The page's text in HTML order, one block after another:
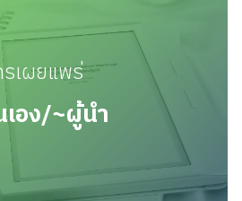
เผยแพร่
อง/~ผู้นำ